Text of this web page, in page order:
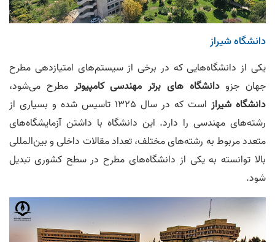
دانشگاه شیراز
یکی از دانشگاه‌هایی که در برخی از سیستم‌های امتیازدهی مطرح
جهان جزودانشگاه های برتر مهندسی کامپیوتر مطرح می‌شود،
دانشگاه شیراز
است که در سال 1325 تاسیس شده و بسیاری از
رشته‌های مهندسی را دارد. این دانشگاه با داشتن آزمایشگاه‌های
متعدد مربوط به رشته‌های مختلف، تعداد مقالات داخلی و بین‌المللی
بالا توانسته به یکی از دانشگاه‌های مطرح در سطح کشوری تبدیل
شود.